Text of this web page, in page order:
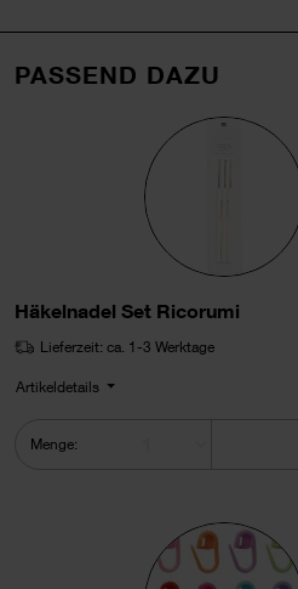
PASSEND DAZU
Häkelnadel Set Ricorumi
Lieferzeit: ca. 1-3 Werktage
Artikeldetails
Menge: